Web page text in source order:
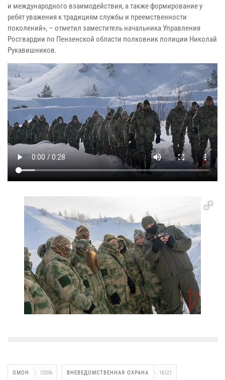
и международного взаимодействия, а также формирование у
ребят уважения к традициям службы и преемственности
поколений», – отметил заместитель начальника Управления
Росгвардии по Пензенской области полковник полиции Николай
Рукавишников.
ОМОН 13206 ВНЕВЕДОМСТВЕННАЯ ОХРАНА 16121